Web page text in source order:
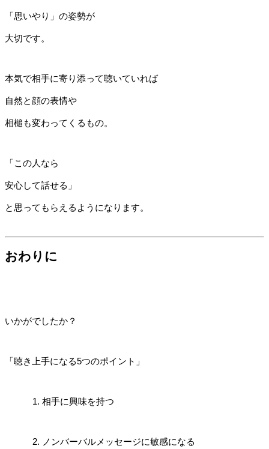
「思いやり」の姿勢が
大切です。
本気で相手に寄り添って聴いていれば
自然と顔の表情や
相槌も変わってくるもの。
「この人なら
安心して話せる」
と思ってもらえるようになります。
おわりに
いかがでしたか？
「聴き上手になる5つのポイント」
相手に興味を持つ
ノンバーバルメッセージに敏感になる